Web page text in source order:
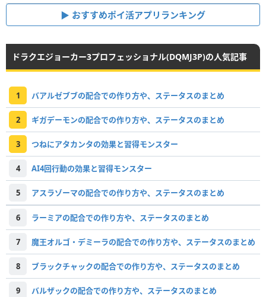
おすすめポイ活アプリランキング
ドラクエジョーカー3プロフェッショナル(DQMJ3P)の人気記事
1 バアルゼブブの配合での作り方や、ステータスのまとめ
2 ギガデーモンの配合での作り方や、ステータスのまとめ
3 つねにアタカンタの効果と習得モンスター
4 AI4回行動の効果と習得モンスター
5 アスラゾーマの配合での作り方や、ステータスのまとめ
6 ラーミアの配合での作り方や、ステータスのまとめ
7 魔王オルゴ・デミーラの配合での作り方や、ステータスのまとめ
8 ブラックチャックの配合での作り方や、ステータスのまとめ
9 バルザックの配合での作り方や、ステータスのまとめ